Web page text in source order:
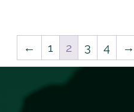
← 1 2 3 4 →